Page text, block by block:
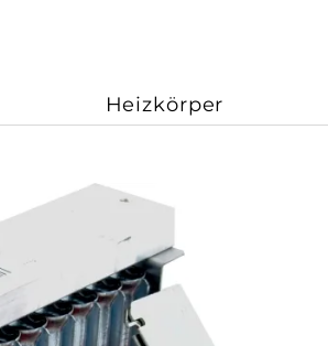
Heizkörper